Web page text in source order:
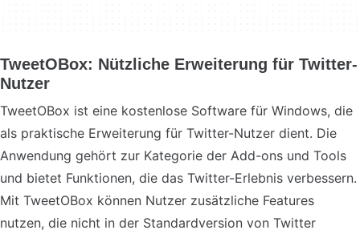
TweetOBox: Nützliche Erweiterung für Twitter-
Nutzer
TweetOBox ist eine kostenlose Software für Windows, die
als praktische Erweiterung für Twitter-Nutzer dient. Die
Anwendung gehört zur Kategorie der Add-ons und Tools
und bietet Funktionen, die das Twitter-Erlebnis verbessern.
Mit TweetOBox können Nutzer zusätzliche Features
nutzen, die nicht in der Standardversion von Twitter